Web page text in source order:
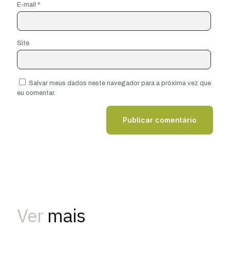
E-mail *
Site
Salvar meus dados neste navegador para a próxima vez que
eu comentar.
Ver mais